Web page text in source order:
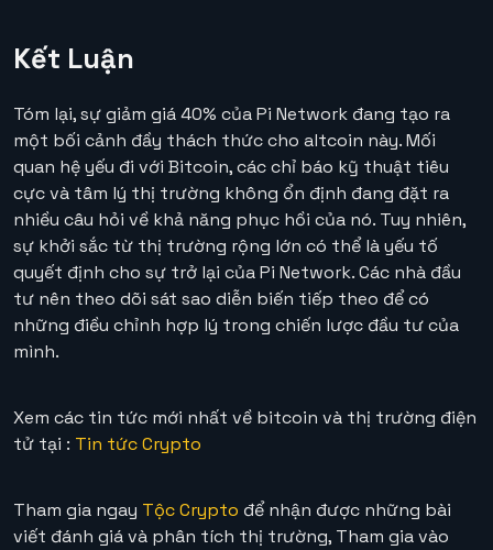
Kết Luận
Tóm lại, sự giảm giá 40% của Pi Network đang tạo ra
một bối cảnh đầy thách thức cho altcoin này. Mối
quan hệ yếu đi với Bitcoin, các chỉ báo kỹ thuật tiêu
cực và tâm lý thị trường không ổn định đang đặt ra
nhiều câu hỏi về khả năng phục hồi của nó. Tuy nhiên,
sự khởi sắc từ thị trường rộng lớn có thể là yếu tố
quyết định cho sự trở lại của Pi Network. Các nhà đầu
tư nên theo dõi sát sao diễn biến tiếp theo để có
những điều chỉnh hợp lý trong chiến lược đầu tư của
mình.
Xem các tin tức mới nhất về bitcoin và thị trường điện
tử tại : Tin tức Crypto
Tham gia ngay Tộc Crypto để nhận được những bài
viết đánh giá và phân tích thị trường, Tham gia vào